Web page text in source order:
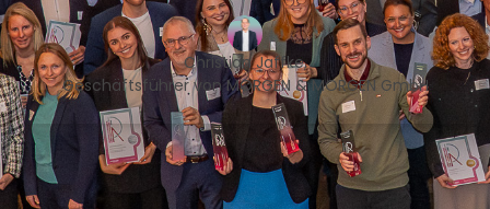
Christian Jaffke,
Geschäftsführer von MORGEN & MORGEN GmbH